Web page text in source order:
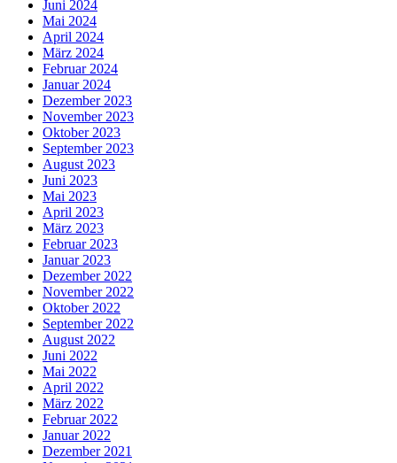
Juni 2024
Mai 2024
April 2024
März 2024
Februar 2024
Januar 2024
Dezember 2023
November 2023
Oktober 2023
September 2023
August 2023
Juni 2023
Mai 2023
April 2023
März 2023
Februar 2023
Januar 2023
Dezember 2022
November 2022
Oktober 2022
September 2022
August 2022
Juni 2022
Mai 2022
April 2022
März 2022
Februar 2022
Januar 2022
Dezember 2021